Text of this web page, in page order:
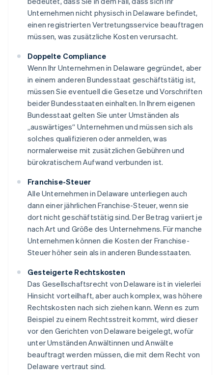
Unternehmen nicht physisch in Delaware befindet,
einen registrierten Vertretungsservice beauftragen
müssen, was zusätzliche Kosten verursacht.
Doppelte Compliance
Wenn Ihr Unternehmen in Delaware gegründet, aber
in einem anderen Bundesstaat geschäftstätig ist,
müssen Sie eventuell die Gesetze und Vorschriften
beider Bundesstaaten einhalten. In Ihrem eigenen
Bundesstaat gelten Sie unter Umständen als
„auswärtiges“ Unternehmen und müssen sich als
solches qualifizieren oder anmelden, was
normalerweise mit zusätzlichen Gebühren und
bürokratischem Aufwand verbunden ist.
Franchise-Steuer
Alle Unternehmen in Delaware unterliegen auch
dann einer jährlichen Franchise-Steuer, wenn sie
dort nicht geschäftstätig sind. Der Betrag variiert je
nach Art und Größe des Unternehmens. Für manche
Unternehmen können die Kosten der Franchise-
Steuer höher sein als in anderen Bundesstaaten.
Gesteigerte Rechtskosten
Das Gesellschaftsrecht von Delaware ist in vielerlei
Hinsicht vorteilhaft, aber auch komplex, was höhere
Rechtskosten nach sich ziehen kann. Wenn es zum
Beispiel zu einem Rechtsstreit kommt, wird dieser
vor den Gerichten von Delaware beigelegt, wofür
unter Umständen Anwältinnen und Anwälte
beauftragt werden müssen, die mit dem Recht von
Delaware vertraut sind.